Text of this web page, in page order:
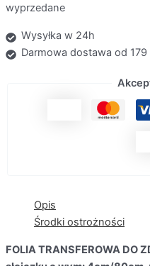
wyprzedane
Wysyłka w 24h
Darmowa dostawa od
Opis
Środki ostrożności
FOLIA TRANSFEROWA DO